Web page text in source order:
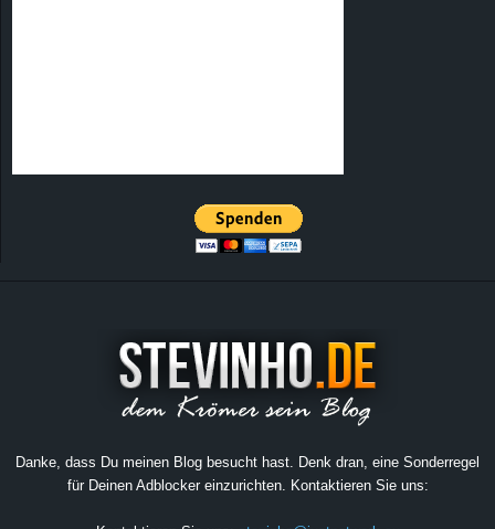
Danke, dass Du meinen Blog besucht hast. Denk dran, eine Sonderregel
für Deinen Adblocker einzurichten. Kontaktieren Sie uns: